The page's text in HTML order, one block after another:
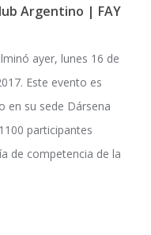
Argentino | FAY
ayer, lunes 16 de
Este evento es
en su sede Dársena
participantes
de competencia de la